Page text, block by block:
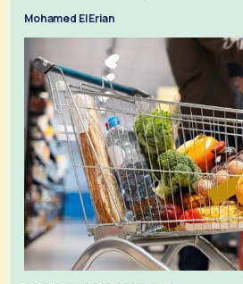
Mohamed El Erian